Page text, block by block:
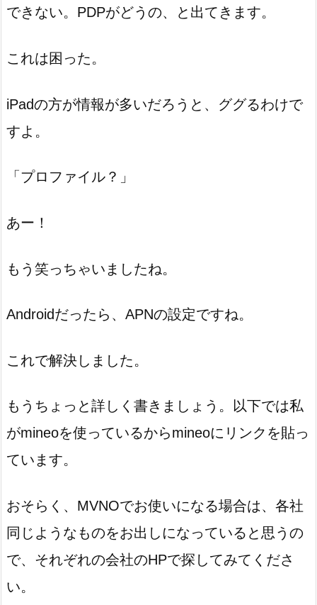
できない。PDPがどうの、と出てきます。
これは困った。
iPadの方が情報が多いだろうと、ググるわけで
すよ。
「プロファイル？」
あー！
もう笑っちゃいましたね。
Androidだったら、APNの設定ですね。
これで解決しました。
もうちょっと詳しく書きましょう。以下では私
がmineoを使っているからmineoにリンクを貼っ
ています。
おそらく、MVNOでお使いになる場合は、各社
同じようなものをお出しになっていると思うの
で、それぞれの会社のHPで探してみてくださ
い。